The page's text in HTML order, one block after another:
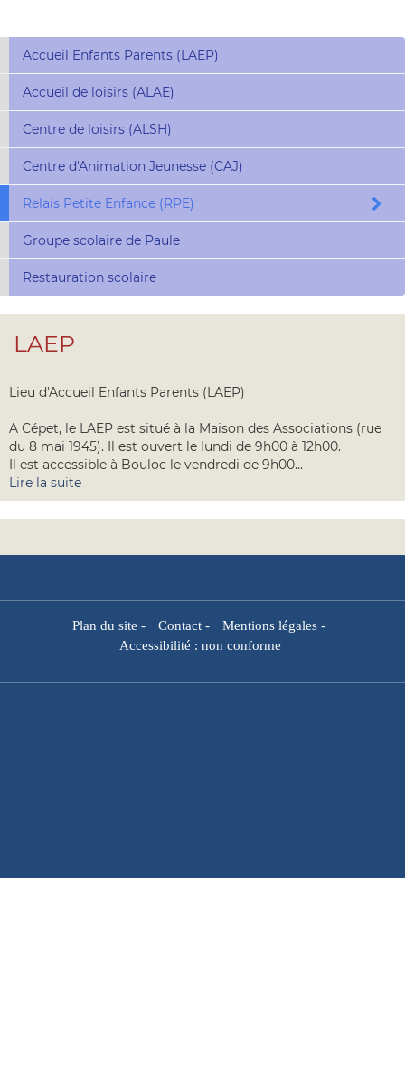
Accueil Enfants Parents (LAEP)
Accueil de loisirs (ALAE)
Centre de loisirs (ALSH)
Centre d'Animation Jeunesse (CAJ)
Relais Petite Enfance (RPE)
Groupe scolaire de Paule
Restauration scolaire
LAEP
Lieu d'Accueil Enfants Parents (LAEP)
A Cépet, le LAEP est situé à la Maison des Associations (rue
du 8 mai 1945). Il est ouvert le lundi de 9h00 à 12h00.
Il est accessible à Bouloc le vendredi de 9h00...
Lire la suite
Plan du site - Contact- Mentions légales-
Accessibilité : non conforme